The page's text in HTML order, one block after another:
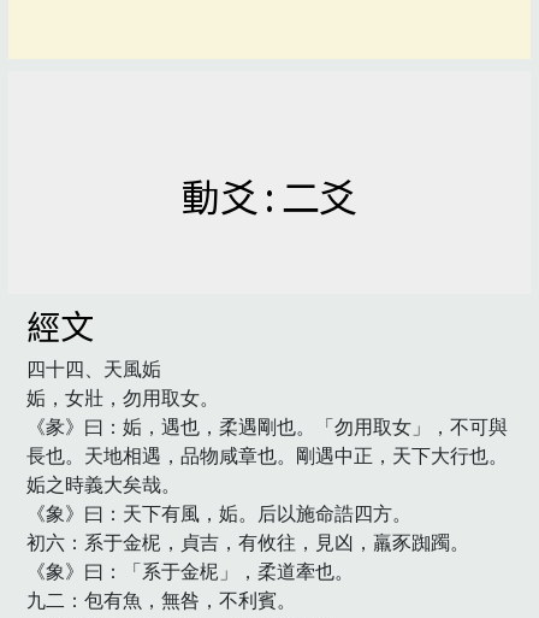
動爻 : 二爻
經文
四十四、天風姤
姤，女壯，勿用取女。
《彖》曰：姤，遇也，柔遇剛也。「勿用取女」，不可與
長也。天地相遇，品物咸章也。剛遇中正，天下大行也。
姤之時義大矣哉。
《象》曰：天下有風，姤。后以施命誥四方。
初六：系于金柅，貞吉，有攸往，見凶，羸豕踟躅。
《象》曰：「系于金柅」，柔道牽也。
九二：包有魚，無咎，不利賓。